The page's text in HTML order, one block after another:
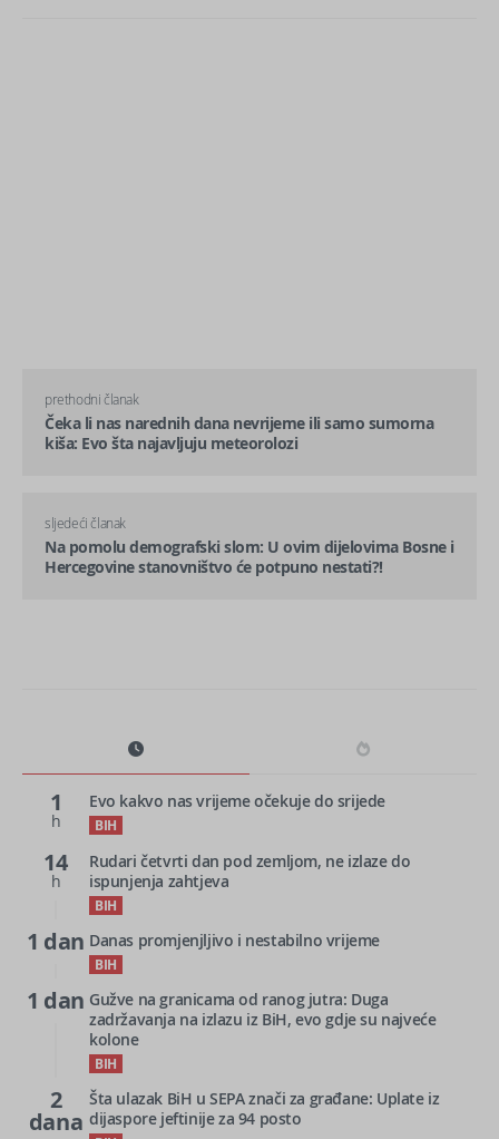
prethodni članak
Čeka li nas narednih dana nevrijeme ili samo sumorna
kiša: Evo šta najavljuju meteorolozi
sljedeći članak
Na pomolu demografski slom: U ovim dijelovima Bosne i
Hercegovine stanovništvo će potpuno nestati?!
1
h
Evo kakvo nas vrijeme očekuje do srijede
BIH
14
h
Rudari četvrti dan pod zemljom, ne izlaze do
ispunjenja zahtjeva
BIH
1 dan Danas promjenjljivo i nestabilno vrijeme
BIH
1 dan Gužve na granicama od ranog jutra: Duga
zadržavanja na izlazu iz BiH, evo gdje su najveće
kolone
BIH
2
dana
Šta ulazak BiH u SEPA znači za građane: Uplate iz
dijaspore jeftinije za 94 posto